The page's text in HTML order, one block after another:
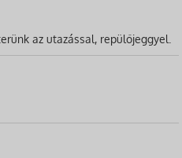
az utazással, repülőjeggyel.